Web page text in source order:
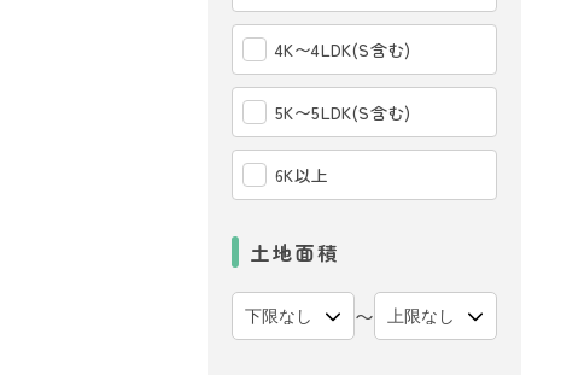
4K〜4LDK(S含む)
5K〜5LDK(S含む)
6K以上
土地面積
〜